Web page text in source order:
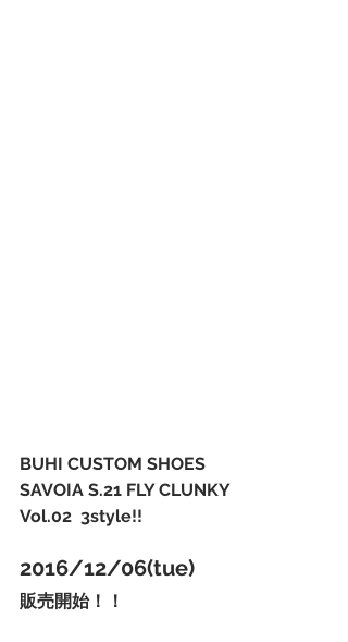
BUHI CUSTOM SHOES
SAVOIA S.21 FLY CLUNKY
Vol.02  3style!!
2016/12/06(tue)
販売開始！！